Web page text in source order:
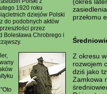
1920 roku
dziejów Polski
do podobnych aktów
przez
Bolesława Chrobrego i
przełomu
Z okresu
rozwojem
dziś jako
Zamkowa